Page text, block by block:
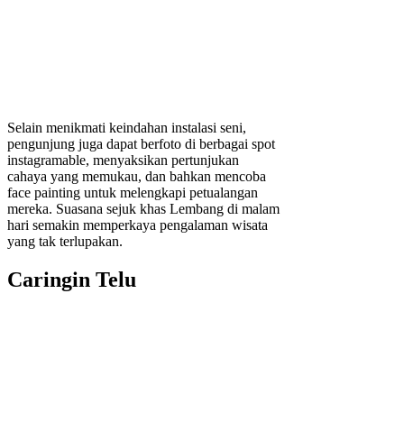
Selain menikmati keindahan instalasi seni,
pengunjung juga dapat berfoto di berbagai spot
instagramable, menyaksikan pertunjukan
cahaya yang memukau, dan bahkan mencoba
face painting untuk melengkapi petualangan
mereka. Suasana sejuk khas Lembang di malam
hari semakin memperkaya pengalaman wisata
yang tak terlupakan.
Caringin Telu